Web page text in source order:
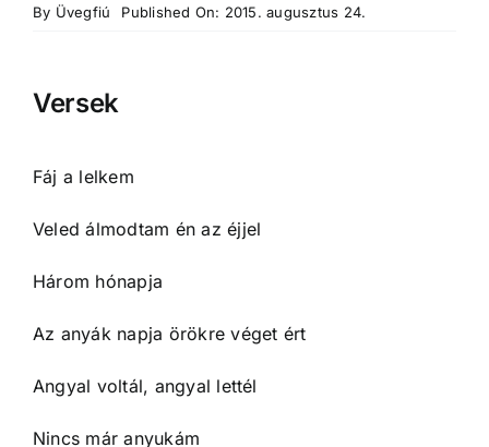
By Üvegfiú Published On: 2015. augusztus 24.
Versek
Fáj a lelkem
Veled álmodtam én az éjjel
Három hónapja
Az anyák napja örökre véget ért
Angyal voltál, angyal lettél
Nincs már anyukám